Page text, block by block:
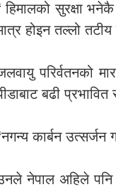
हिमालको सुरक्षा
होइन तल्लो
परिर्वतनको
बढी
कार्बन उत्सर्जन
नेपाल अहिले पनि